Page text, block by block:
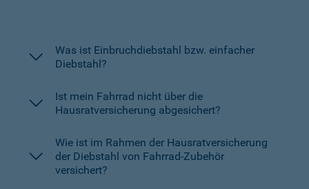
Was ist Einbruchdiebstahl bzw. einfacher
Diebstahl?
Ist mein Fahrrad nicht über die
Hausratversicherung abgesichert?
Wie ist im Rahmen der Hausratversicherung
der Diebstahl von Fahrrad-Zubehör
versichert?